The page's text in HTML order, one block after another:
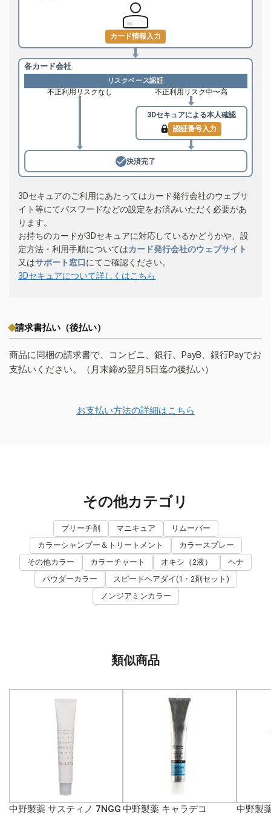
カード情報入力
各カード会社
リスクベース認証
不正利用リスクなし 不正利用リスク中〜高
3Dセキュアによる本人確認
認証番号入力
決済完了
3Dセキュアのご利用にあたってはカード発行会社のウェブサ
イト等にてパスワードなどの設定をお済みいただく必要があ
ります。
お持ちのカードが3Dセキュアに対応しているかどうかや、設
定方法・利用手順についてはカード発行会社のウェブサイト
又はサポート窓口にてご確認ください。
3Dセキュアについて詳しくはこちら
請求書払い（後払い）
商品に同梱の請求書で、コンビニ、銀行、PayB、銀行Payでお
支払いください。（月末締め翌月5日迄の後払い）
お支払い方法の詳細はこちら
その他カテゴリ
ブリーチ剤 マニキュア
リムーバー
カラーシャンプー＆トリートメント
カラースプレー
その他カラー
カラーチャート オキシ（2液）
ヘナ
パウダーカラー
スピードヘアダイ(1・2剤セット)
ノンジアミンカラー
類似商品
中野製薬 サスティノ 7NGG 中野製薬 キャラデコ
中野製